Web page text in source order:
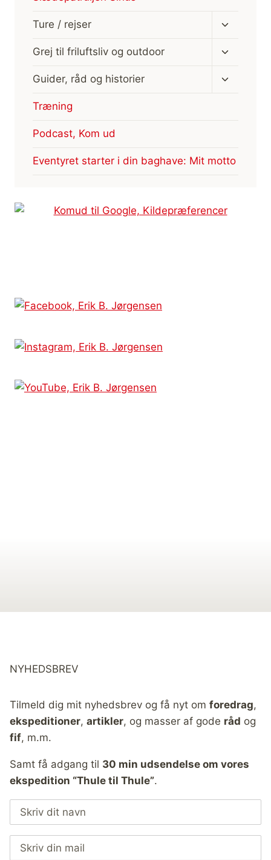
Ture / rejser
Skift
Grej til friluftsliv og outdoor
Skift
Guider, råd og historier
Skift
Træning
Podcast, Kom ud
Eventyret starter i din baghave: Mit motto
NYHEDSBREV
Tilmeld dig mit nyhedsbrev og få nyt om foredrag,
ekspeditioner, artikler, og masser af gode råd og
fif, m.m.
Samt få adgang til 30 min udsendelse om vores
ekspedition “Thule til Thule”.